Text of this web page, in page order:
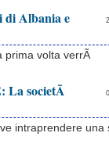
di Albania e
prima volta verrÃ
La societÃ
intraprendere una